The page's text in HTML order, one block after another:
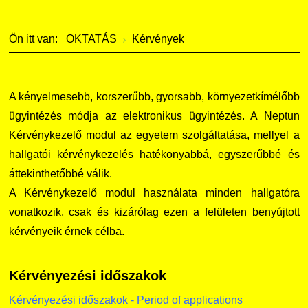
Érdekvédelmi testületek
Díjak, elismerések
Telefonkönyv
Minőségirányítás
Intézményi és Tanulmányi Tájékoztató
Együttműködő partnereink
Ön itt van: OKTATÁS Kérvények
A kényelmesebb, korszerűbb, gyorsabb, környezetkímélőbb
ügyintézés módja az elektronikus ügyintézés. A Neptun
Kérvénykezelő modul az egyetem szolgáltatása, mellyel a
hallgatói kérvénykezelés hatékonyabbá, egyszerűbbé és
áttekinthetőbbé válik.
A Kérvénykezelő modul használata minden hallgatóra
vonatkozik, csak és kizárólag ezen a felületen benyújtott
kérvényeik érnek célba.
Kérvényezési időszakok
Kérvényezési időszakok - Period of applications